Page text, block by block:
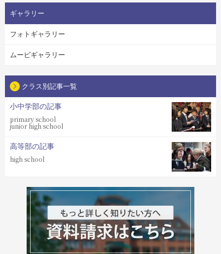
ギャラリー
フォトギャラリー
ムービギャラリー
クラス別記事一覧
小中学部の記事
primary school
junior high school
高等部の記事
high school